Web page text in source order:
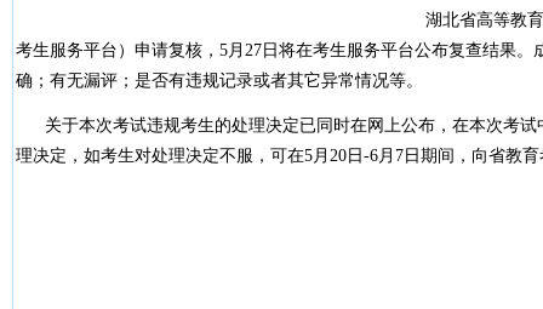
湖北省高等教
考生服务平台）申请复核，5月27日将在考生服务平台公布复查结果。
确；有无漏评；是否有违规记录或者其它异常情况等。
关于本次考试违规考生的处理决定已同时在网上公布，在本次考试
理决定，如考生对处理决定不服，可在5月20日-6月7日期间，向省教